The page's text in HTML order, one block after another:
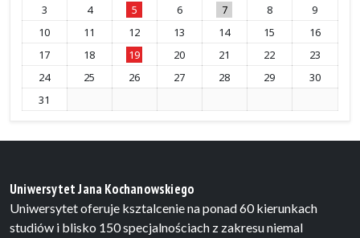
3
4 5 6 7 8
9
10
11 12 13 14 15
16
17
18 19 20 21 22
23
24
25 26 27 28 29
30
31
Uniwersytet Jana Kochanowskiego
Uniwersytet oferuje ksztalcenie na ponad 60 kierunkach
studiów i blisko 150 specjalnościach z zakresu niemal